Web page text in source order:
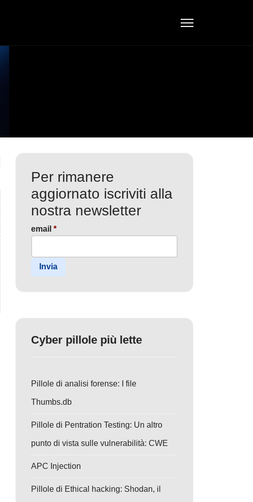
Per rimanere
aggiornato iscriviti alla
nostra newsletter
email *
Invia
Cyber pillole più lette
Pillole di analisi forense: I file
Thumbs.db
Pillole di Pentration Testing: Un altro
punto di vista sulle vulnerabilità: CWE
APC Injection
Pillole di Ethical hacking: Shodan, il